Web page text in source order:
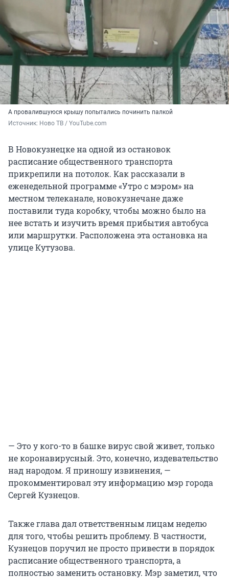
А провалившуюся крышу попытались починить палкой
Источник: Ново ТВ / YouTube.com
В Новокузнецке на одной из остановок
расписание общественного транспорта
прикрепили на потолок. Как рассказали в
еженедельной программе «Утро с мэром» на
местном телеканале, новокузнечане даже
поставили туда коробку, чтобы можно было на
нее встать и изучить время прибытия автобуса
или маршрутки. Расположена эта остановка на
улице Кутузова.
— Это у кого-то в башке вирус свой живет, только
не коронавирусный. Это, конечно, издевательство
над народом. Я приношу извинения, —
прокомментировал эту информацию мэр города
Сергей Кузнецов.
Также глава дал ответственным лицам неделю
для того, чтобы решить проблему. В частности,
Кузнецов поручил не просто привести в порядок
расписание общественного транспорта, а
полностью заменить остановку. Мэр заметил, что